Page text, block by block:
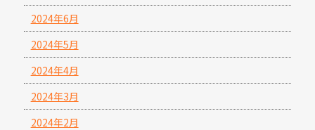
2024年6月
2024年5月
2024年4月
2024年3月
2024年2月